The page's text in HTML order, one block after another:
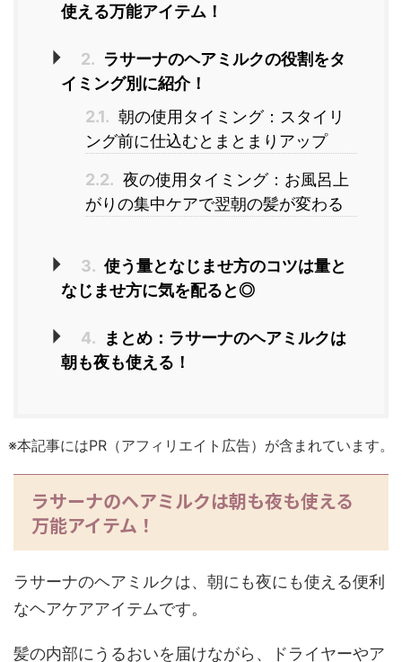
使える万能アイテム！
2. ラサーナのヘアミルクの役割をタ
イミング別に紹介！
2.1. 朝の使用タイミング：スタイリ
ング前に仕込むとまとまりアップ
2.2. 夜の使用タイミング：お風呂上
がりの集中ケアで翌朝の髪が変わる
3. 使う量となじませ方のコツは量と
なじませ方に気を配ると◎
4.
まとめ：ラサーナのヘアミルクは
朝も夜も使える！
※本記事にはPR（アフィリエイト広告）が含まれています。
ラサーナのヘアミルクは朝も夜も使える
万能アイテム！
ラサーナのヘアミルクは、朝にも夜にも使える便利
なヘアケアアイテムです。
髪の内部にうるおいを届けながら、ドライヤーやア